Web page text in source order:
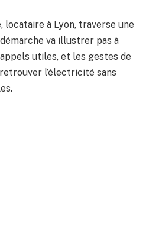
locataire à Lyon, traverse une
démarche va illustrer pas à
utiles, et les gestes de
l’électricité sans